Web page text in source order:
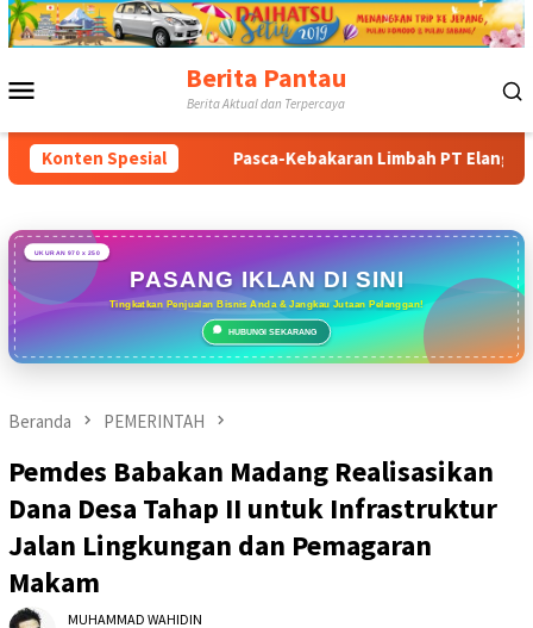
Loncat
ke
Berita Pantau
Berita Aktual dan Terpercaya
Konten Spesial
Pasca-Kebakaran Limbah PT Elang Perdana:
UKURAN 970 x 250
PASANG IKLAN DI SINI
Tingkatkan Penjualan Bisnis Anda & Jangkau Jutaan Pelanggan!
HUBUNGI SEKARANG
Beranda PEMERINTAH
Pemdes Babakan Madang Realisasikan
Dana Desa Tahap II untuk Infrastruktur
Jalan Lingkungan dan Pemagaran
Makam
MUHAMMAD WAHIDIN